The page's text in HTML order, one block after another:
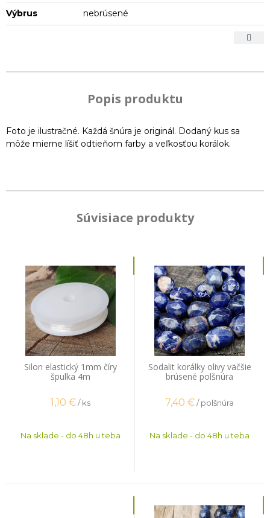
Výbrus nebrúsené
Popis produktu
Foto je ilustračné. Každá šnúra je originál. Dodaný kus sa
môže mierne líšiť odtieňom farby a veľkosťou korálok.
Súvisiace produkty
Silon elastický 1mm číry
špulka 4m
1,10 € / ks
Na sklade - do 48h u teba
Sodalit korálky olivy väčšie
brúsené polšnúra
7,40 €/ polšnúra
Na sklade - do 48h u teba